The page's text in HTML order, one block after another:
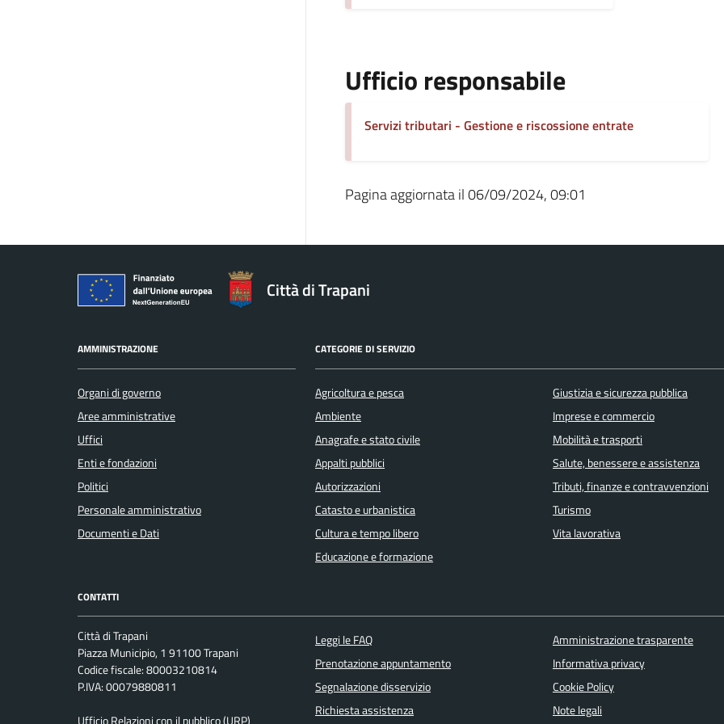
Ufficio responsabile
Servizi tributari - Gestione e riscossione entrate
Pagina aggiornata il 06/09/2024, 09:01
Città di Trapani
AMMINISTRAZIONE
Organi di governo
Aree amministrative
Uffici
Enti e fondazioni
Politici
Personale amministrativo
Documenti e Dati
CATEGORIE DI SERVIZIO
Agricoltura e pesca
Ambiente
Anagrafe e stato civile
Appalti pubblici
Autorizzazioni
Catasto e urbanistica
Cultura e tempo libero
Educazione e formazione
Giustizia e sicurezza pubblica
Imprese e commercio
Mobilità e trasporti
Salute, benessere e assistenza
Tributi, finanze e contravvenzioni
Turismo
Vita lavorativa
CONTATTI
Città di Trapani
Piazza Municipio, 1 91100 Trapani
Codice fiscale: 80003210814
P.IVA: 00079880811
Leggi le FAQ
Prenotazione appuntamento
Segnalazione disservizio
Richiesta assistenza
Amministrazione trasparente
Informativa privacy
Cookie Policy
Note legali